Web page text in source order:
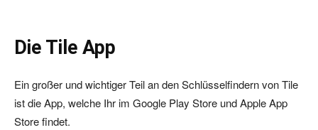
Die Tile App
Ein großer und wichtiger Teil an den Schlüsselfindern von Tile
ist die App, welche Ihr im Google Play Store und Apple App
Store findet.